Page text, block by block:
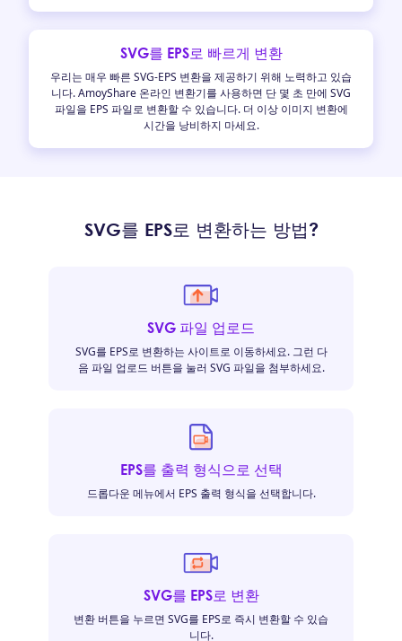
SVG를 EPS로 빠르게 변환
우리는 매우 빠른 SVG-EPS 변환을 제공하기 위해 노력하고 있습
니다. AmoyShare 온라인 변환기를 사용하면 단 몇 초 만에 SVG
파일을 EPS 파일로 변환할 수 있습니다. 더 이상 이미지 변환에
시간을 낭비하지 마세요.
SVG를 EPS로 변환하는 방법?
SVG 파일 업로드
SVG를 EPS로 변환하는 사이트로 이동하세요. 그런 다
음 파일 업로드 버튼을 눌러 SVG 파일을 첨부하세요.
EPS를 출력 형식으로 선택
드롭다운 메뉴에서 EPS 출력 형식을 선택합니다.
SVG를 EPS로 변환
변환 버튼을 누르면 SVG를 EPS로 즉시 변환할 수 있습
니다.